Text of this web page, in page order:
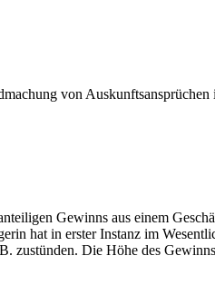
von
Gewinns aus einem
hat in erster Instanz im
zustünden. Die Höhe des